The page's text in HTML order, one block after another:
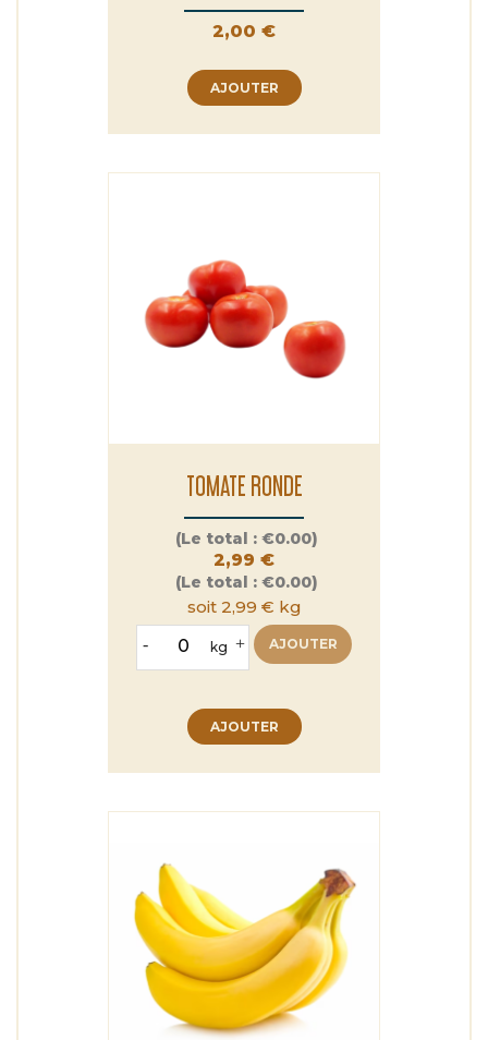
Prix
2,00 €
AJOUTER
TOMATE RONDE
Prix
(Le total : €0.00)
2,99 €
(Le total : €0.00)
soit 2,99 € kg
- kg + AJOUTER
AJOUTER